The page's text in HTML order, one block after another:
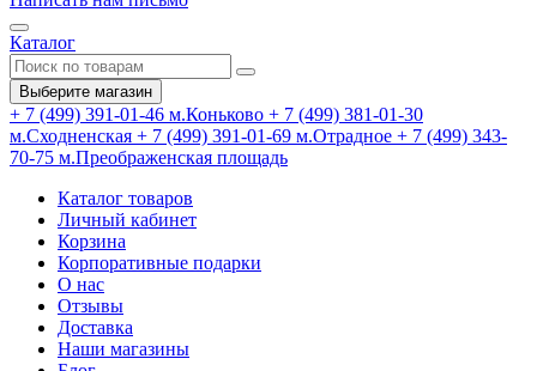
Каталог
Выберите магазин
+ 7 (499) 391-01-46 м.Коньково + 7 (499) 381-01-30
м.Сходненская + 7 (499) 391-01-69 м.Отрадное + 7 (499) 343-
70-75 м.Преображенская площадь
Каталог товаров
Личный кабинет
Корзина
Корпоративные подарки
О нас
Отзывы
Доставка
Наши магазины